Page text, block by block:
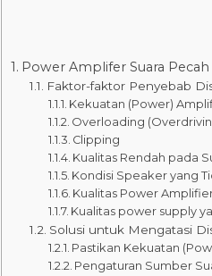
Power Amplifer Suara
Faktor-faktor Penyebab
Kekuatan (Power)
Overloading
Clipping
Kualitas Rendah pada
Kondisi Speaker yang
Kualitas Power
Kualitas power supply
Solusi untuk Mengatasi
Pastikan Kekuatan
Pengaturan Sumber